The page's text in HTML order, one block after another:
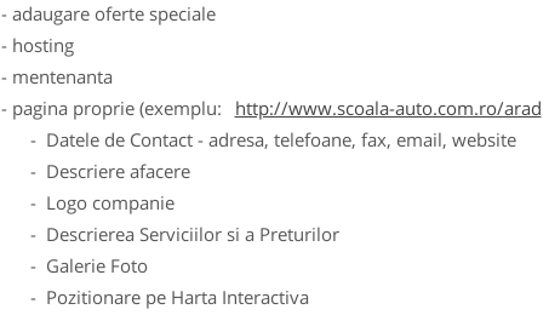
- adaugare oferte speciale
- hosting
- mentenanta
- pagina proprie (exemplu:
http://www.scoala-auto.com.ro/arad
- Datele de Contact - adresa, telefoane, fax, email, website
- Descriere afacere
- Logo companie
- Descrierea Serviciilor si a Preturilor
- Galerie Foto
- Pozitionare pe Harta Interactiva